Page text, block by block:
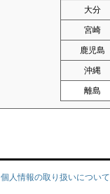
大分
宮崎
鹿児島
沖縄
離島
個人情報の取り扱いについて